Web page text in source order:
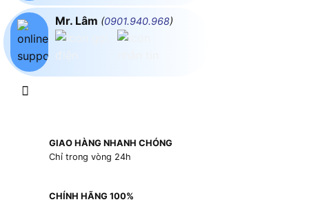
Mr. Lâm (0901.940.968)
GIAO HÀNG NHANH CHÓNG
Chỉ trong vòng 24h
CHÍNH HÃNG 100%